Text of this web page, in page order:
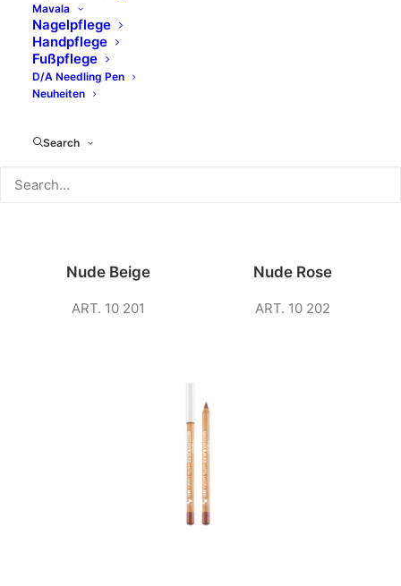
Mavala
Nagelpflege
Handpflege
Fußpflege
D/A Needling Pen
Neuheiten
Search
Nude Beige
ART. 10 201
Nude Rose
ART. 10 202